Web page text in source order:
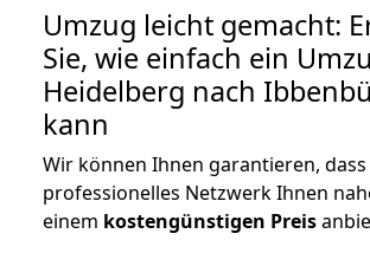
Umzug leicht gemacht:
Sie, wie einfach ein
Heidelberg nach
kann
Wir können Ihnen garantieren,
professionelles Netzwerk Ihnen
einem kostengünstigen Preis